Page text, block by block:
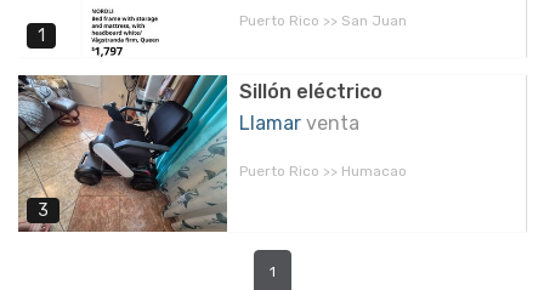
1
Puerto Rico >> San Juan
3
Sillón eléctrico
Llamar venta
Puerto Rico >> Humacao
1